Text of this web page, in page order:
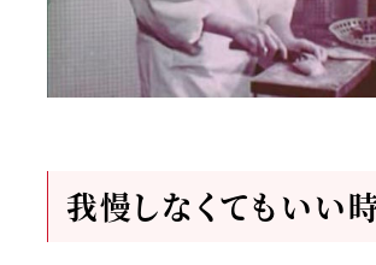
我慢しなくてもいい